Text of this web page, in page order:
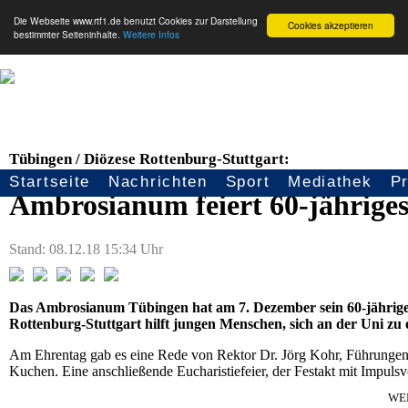
Cookies akzeptieren
Die Webseite www.rtf1.de benutzt Cookies zur Darstellung
bestimmter Seiteninhalte. Weitere Infos
Seitennavigation
Startseite Nachrichten Sport Mediathek
Tübingen / Diözese Rottenburg-Stuttgart:
Ambrosianum feiert 60-
Stand: 08.12.18 15:34 Uhr
Das Ambrosianum Tübingen hat am 7. Dezember sein 60-
Rottenburg-Stuttgart hilft jungen Menschen, sich an der Uni
Am Ehrentag gab es eine Rede von Rektor Dr. Jörg Kohr,
Kuchen. Eine anschließende Eucharistiefeier, der Festakt mit